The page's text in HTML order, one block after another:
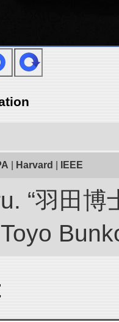
Harvard IEEE
“羽田博